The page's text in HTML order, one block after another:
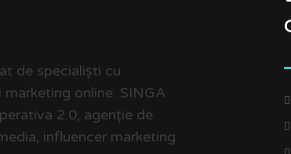
de specialiști cu
online. SINGA
2.0, agenție de
influencer marketing